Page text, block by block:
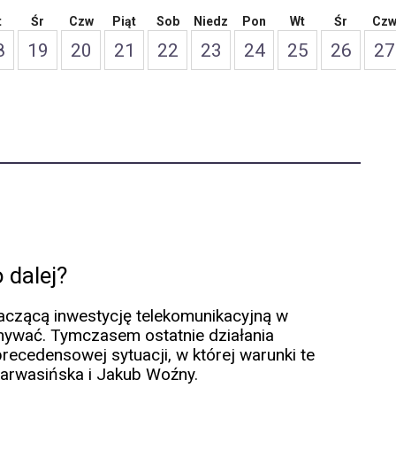
Śr
19
Czw
20
Piąt
21
Sob
22
Niedz
23
Pon
24
Wt
25
Śr
26
Czw
27
dalej?
inwestycję telekomunikacyjną w
Tymczasem ostatnie działania
sytuacji, w której warunki te
i Jakub Woźny.